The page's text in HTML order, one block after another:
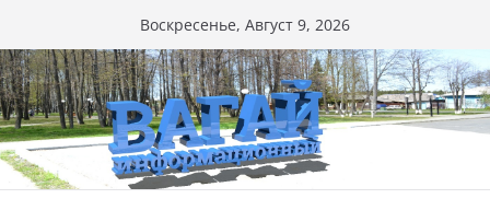
к
содержимому
Воскресенье, Август 9, 2026